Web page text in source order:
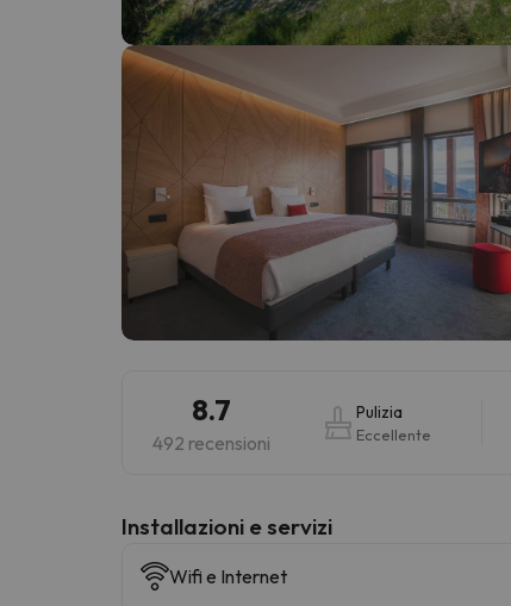
Sembra che il nostro ricercatore abbia
8.7
492 recensioni
Pulizia
Eccellente
Installazioni e servizi
Wifi e Internet